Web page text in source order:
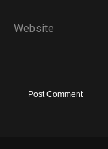
Website